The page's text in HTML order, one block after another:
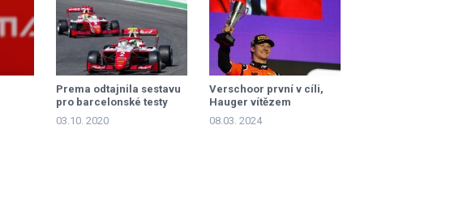
Prema odtajnila sestavu
pro barcelonské testy
03.10. 2020
Verschoor první v cíli,
Hauger vítězem
08.03. 2024